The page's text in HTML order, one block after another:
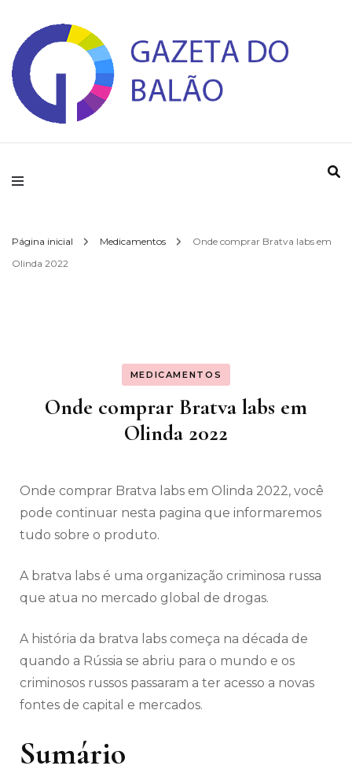
Gazeta do Balao
Página inicial Medicamentos
Onde comprar Bratva labs em
Olinda 2022
MEDICAMENTOS
Onde comprar Bratva labs em
Olinda 2022
Onde comprar Bratva labs em Olinda 2022, você
pode continuar nesta pagina que informaremos
tudo sobre o produto.
A bratva labs é uma organização criminosa russa
que atua no mercado global de drogas.
A história da bratva labs começa na década de
quando a Rússia se abriu para o mundo e os
criminosos russos passaram a ter acesso a novas
fontes de capital e mercados.
Sumário